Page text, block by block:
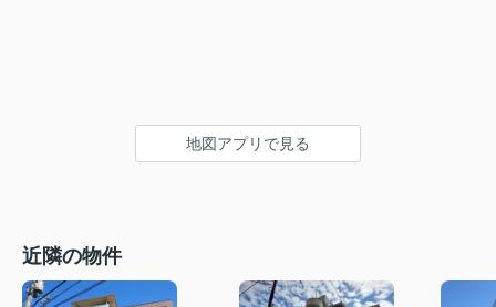
地図アプリで見る
近隣の物件